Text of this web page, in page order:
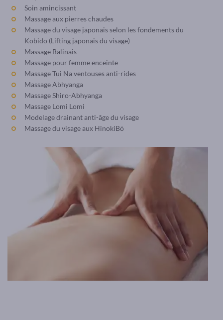
Soin amincissant
Massage aux pierres chaudes
Massage du visage japonais selon les fondements du
Kobido (Lifting japonais du visage)
Massage Balinais
Massage pour femme enceinte
Massage Tui Na ventouses anti-rides
Massage Abhyanga
Massage Shiro-Abhyanga
Massage Lomi Lomi
Modelage drainant anti-âge du visage
Massage du visage aux HinokiBö